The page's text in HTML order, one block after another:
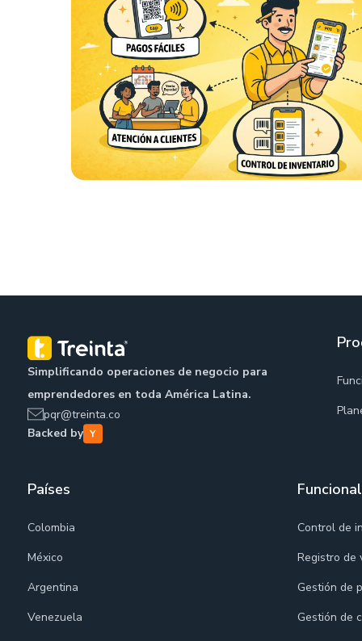
Simplificando operaciones de negocio para
emprendedores en toda América Latina.
pqr@treinta.co
Backed by
Países
Colombia
México
Argentina
Venezuela
Control de
Registro de
Gestión de
Gestión de